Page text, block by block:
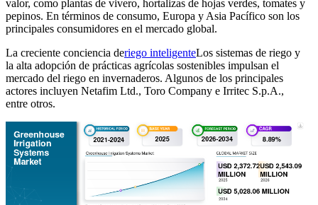
valor, como plantas de vivero, hortalizas de hojas verdes, tomates y
pepinos. En términos de consumo, Europa y Asia Pacífico son los
principales consumidores en el mercado global.
La creciente conciencia deriego inteligenteLos sistemas de riego y
la alta adopción de prácticas agrícolas sostenibles impulsan el
mercado del riego en invernaderos. Algunos de los principales
actores incluyen Netafim Ltd., Toro Company e Irritec S.p.A.,
entre otros.